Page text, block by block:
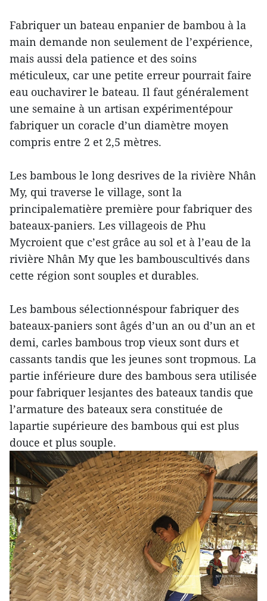
Fabriquer un bateau enpanier de bambou à la
main demande non seulement de l’expérience,
mais aussi dela patience et des soins
méticuleux, car une petite erreur pourrait faire
eau ouchavirer le bateau. Il faut généralement
une semaine à un artisan expérimentépour
fabriquer un coracle d’un diamètre moyen
compris entre 2 et 2,5 mètres.
Les bambous le long desrives de la rivière Nhân
My, qui traverse le village, sont la
principalematière première pour fabriquer des
bateaux-paniers. Les villageois de Phu
Mycroient que c’est grâce au sol et à l’eau de la
rivière Nhân My que les bambouscultivés dans
cette région sont souples et durables.
Les bambous sélectionnéspour fabriquer des
bateaux-paniers sont âgés d’un an ou d’un an et
demi, carles bambous trop vieux sont durs et
cassants tandis que les jeunes sont tropmous. La
partie inférieure dure des bambous sera utilisée
pour fabriquer lesjantes des bateaux tandis que
l’armature des bateaux sera constituée de
lapartie supérieure des bambous qui est plus
douce et plus souple.